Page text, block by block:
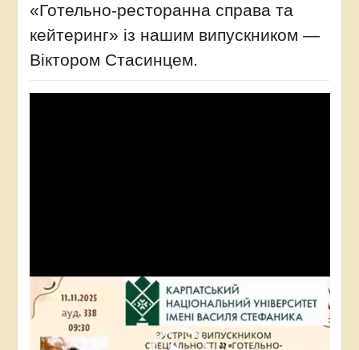
«Готельно-ресторанна справа та
кейтеринг» із нашим випускником —
Віктором Стасинцем.